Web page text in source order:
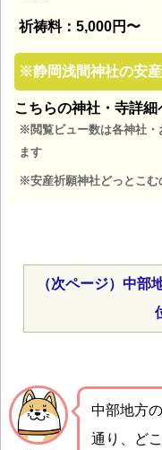
祈祷料：5,000円〜
※静岡浅間神社の安
こちらの神社・寺詳
※閲覧ビュー数は各神社・
ます
※安産祈願神社どっとこむ
（次ページ）中部
中部地方
通り、ど